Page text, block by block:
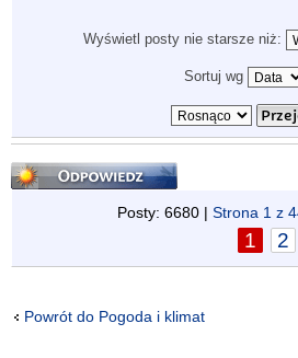
Wyświetl posty nie starsze niż:
Sortuj wg
Odpowiedz
Posty: 6680 | Strona 1 z
1 2
Powrót do Pogoda i klimat